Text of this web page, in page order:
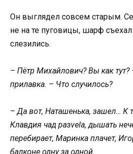
Он выглядел совсем старым.
не на те пуговицы, шарф съехал
слезились.
– Пётр Михайлович? Вы как
прилавка. – Что случилось?
– Да вот, Наташенька, зашел… К
Клавдия чад разvela, дышать
перебирает, Маринка плачет,
балконе одну за одной.